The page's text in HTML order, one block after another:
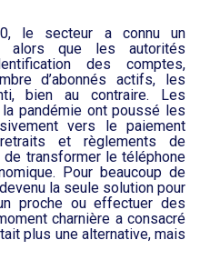
le secteur a connu un
: alors que les autorités
des comptes,
d’abonnés actifs, les
bien au contraire. Les
pandémie ont poussé les
vers le paiement
et règlements de
transformer le téléphone
Pour beaucoup de
la seule solution pour
proche ou effectuer des
charnière a consacré
plus une alternative, mais